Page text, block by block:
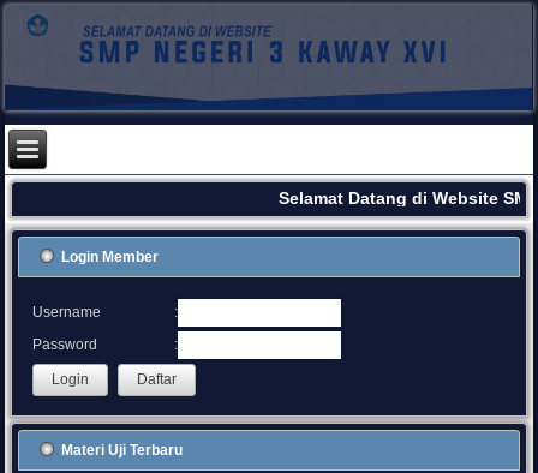
Selamat Datang di Website
Login Member
Username
:
Password
:
Materi Uji Terbaru